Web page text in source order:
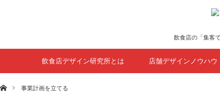
飲食店の「集客
飲食店デザイン研究所とは 店舗デザインノウハウ
ホーム事業計画を立てる